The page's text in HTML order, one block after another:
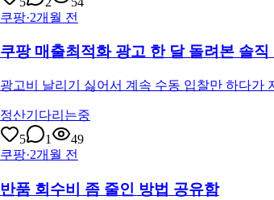
쿠팡·2개월 전
쿠팡 매출최적화 광고 한 달 돌려본 솔직
광고비 날리기 싫어서 계속 수동 입찰만 하다가
정산기다리는중
5
1
49
쿠팡·2개월 전
반품 회수비 좀 줄인 방법 공유함